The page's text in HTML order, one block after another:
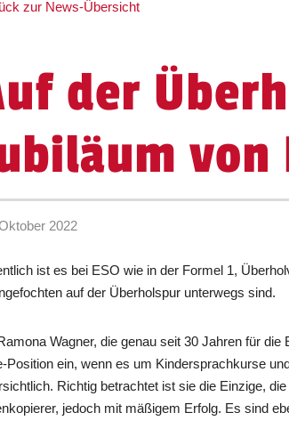
zur News-Übersicht
der
von
2022
ist es bei ESO wie in der Formel 1,
auf der Überholspur unterwegs sind.
Wagner, die genau seit 30 Jahren für
Position ein, wenn es um Kindersprachkurse
Richtig betrachtet ist sie die Einzige,
jedoch mit mäßigem Erfolg. Es sind